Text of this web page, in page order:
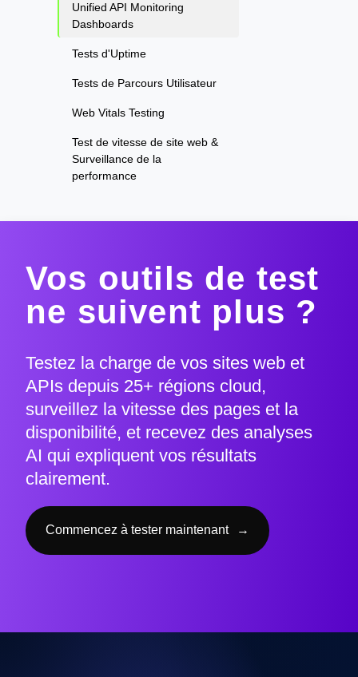
Unified API Monitoring
Dashboards
Tests d'Uptime
Tests de Parcours Utilisateur
Web Vitals Testing
Test de vitesse de site web &
Surveillance de la
performance
Vos outils de test
ne suivent plus ?
Testez la charge de vos sites web et
APIs depuis 25+ régions cloud,
surveillez la vitesse des pages et la
disponibilité, et recevez des analyses
AI qui expliquent vos résultats
clairement.
Commencez à tester maintenant →